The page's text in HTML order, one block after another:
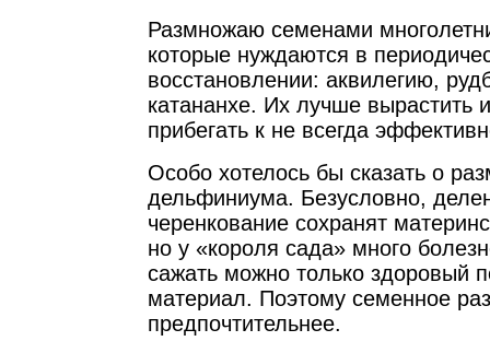
Размножаю семенами
которые нуждаются в
восстановлении: аквилегию,
катананхе. Их лучше вырастить
прибегать к не всегда
Особо хотелось бы сказать о
дельфиниума. Безусловно,
черенкование сохранят
но у «короля сада» много
сажать можно только здоровый
материал. Поэтому семенное
предпочтительнее.